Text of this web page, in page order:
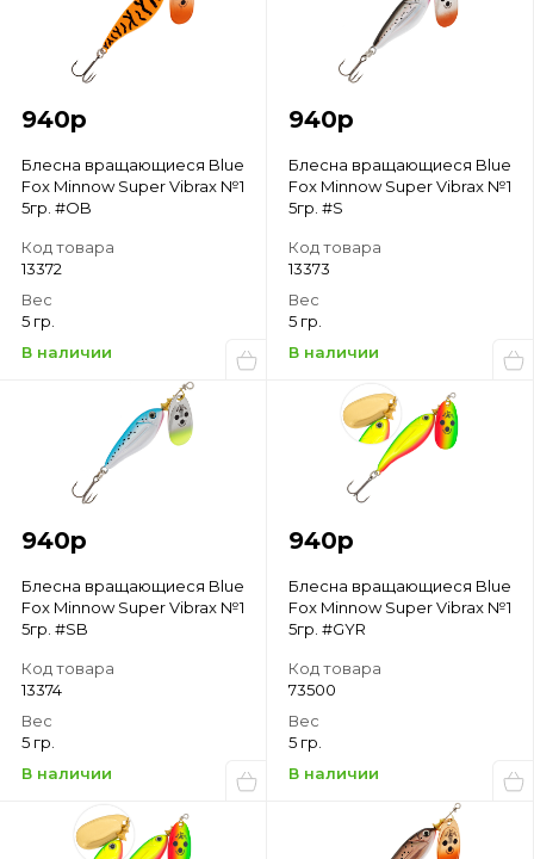
940р
Блесна вращающиеся Blue
Fox Minnow Super Vibrax №1
5гр. #OB
Код товара
13372
Вес
5 гр.
В наличии
940р
Блесна вращающиеся Blue
Fox Minnow Super Vibrax №1
5гр. #S
Код товара
13373
Вес
5 гр.
В наличии
940р
Блесна вращающиеся Blue
Fox Minnow Super Vibrax №1
5гр. #SB
Код товара
13374
Вес
5 гр.
В наличии
940р
Блесна вращающиеся Blue
Fox Minnow Super Vibrax №1
5гр. #GYR
Код товара
73500
Вес
5 гр.
В наличии